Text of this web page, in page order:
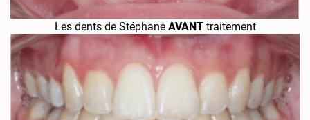
Les dents de Stéphane AVANTtraitement